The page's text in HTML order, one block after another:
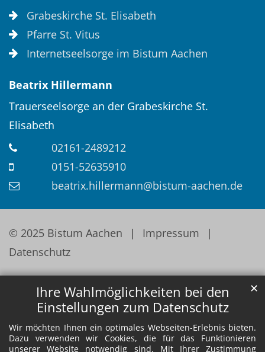
Ihre Wahlmöglichkeiten bei den
Einstellungen zum Datenschutz
Wir möchten Ihnen ein optimales Webseiten-Erlebnis bieten.
Dazu verwenden wir Cookies, die für das Funktionieren
unserer Website notwendig sind. Mit Ihrer Zustimmung
✕
Grabeskirche St. Elisabeth
Pfarre St. Vitus
Internetseelsorge im Bistum Aachen
Beatrix Hillermann
Trauerseelsorge an der Grabeskirche St.
Elisabeth
02161-2489212
0151-52635910
beatrix.hillermann@bistum-aachen.de
© 2025 Bistum Aachen
Impressum
Datenschutz